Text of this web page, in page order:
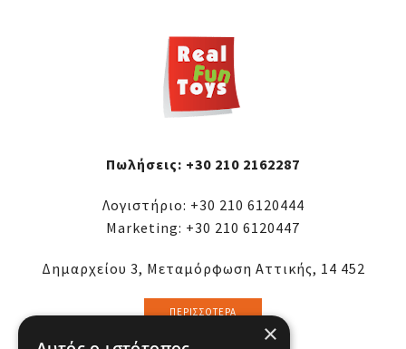
Πωλήσεις: +30 210 2162287
Λογιστήριο: +30 210 6120444
Marketing: +30 210 6120447
Δημαρχείου 3, Μεταμόρφωση Αττικής, 14 452
ΠΕΡΙΣΣΌΤΕΡΑ
×